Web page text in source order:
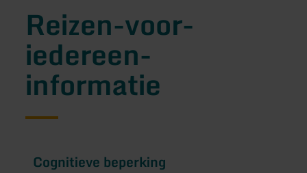
Reizen-voor-
iedereen-
informatie
Cognitieve beperking